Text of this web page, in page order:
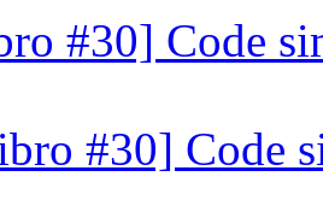
#30] Code
#30] Code